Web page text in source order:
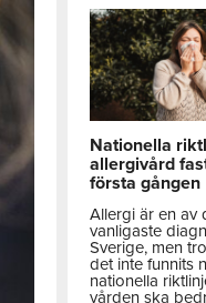
Nationella
allergivård
första gången
Allergi är en av
vanligaste
Sverige, men
det inte funnits
nationella
vården ska